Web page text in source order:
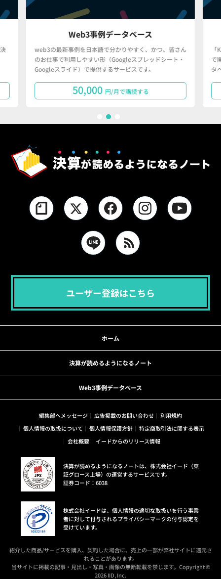
Web3事例データベース
web3の最新事例を日本語で分かりやすく、かつ、皆さん
のお仕事で利用しやすい形（Googleスプレッドシート・
Googleスライド）で提供するサービスです。
50,000 円/月で購読する
で
タ
ユーザー登録はこちら
ホーム
決算が読めるようになるノート
Web3事例データベース
編集部へメッセージ 広告掲載のお問い合わせ
利用規約
個人情報の取扱について
個人情報保護方針
特定商取引法に関する表示
会社概要
イードからのリリース情報
決算が読めるようになるノートは、株式会社イード（東
証グロース上場）の運営するサービスです。
証券コード：6038
株式会社イードは、個人情報の適切な取扱いを行う事業
者に対して付与されるプライバシーマークの付与認定を
受けています。
紹介した商品/サービスを購入、契約した場合に、売上の一部が弊社サイトに還元さ
れることがあります。
当サイトに掲載の記事・見出し・写真・画像の無断転載を禁じます。Copyright ©
2026 IID, Inc.